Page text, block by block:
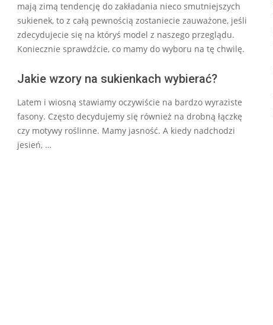
mają zimą tendencję do zakładania nieco smutniejszych
sukienek, to z całą pewnością zostaniecie zauważone, jeśli
zdecydujecie się na któryś model z naszego przeglądu.
Koniecznie sprawdźcie, co mamy do wyboru na tę chwilę.
Jakie wzory na sukienkach wybierać?
Latem i wiosną stawiamy oczywiście na bardzo wyraziste
fasony. Często decydujemy się również na drobną łączkę
czy motywy roślinne. Mamy jasność. A kiedy nadchodzi
jesień, …